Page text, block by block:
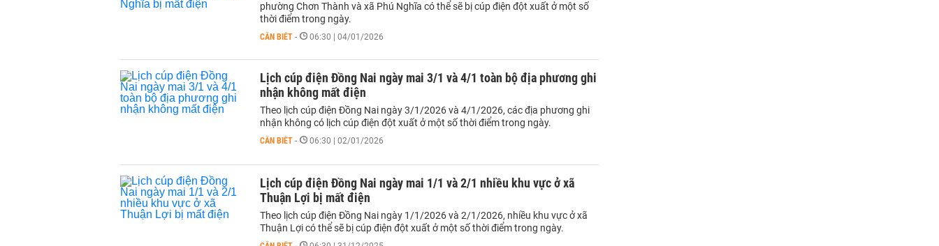
phường Chơn Thành và xã Phú Nghĩa có thể sẽ bị cúp điện đột xuất ở một số
thời điểm trong ngày.
CẦN BIẾT - 06:30 | 04/01/2026
Lịch cúp điện Đồng Nai ngày mai 3/1 và 4/1 toàn bộ địa phương ghi
nhận không mất điện
Theo lịch cúp điện Đồng Nai ngày 3/1/2026 và 4/1/2026, các địa phương ghi
nhận không có lịch cúp điện đột xuất ở một số thời điểm trong ngày.
CẦN BIẾT - 06:30 | 02/01/2026
Lịch cúp điện Đồng Nai ngày mai 1/1 và 2/1 nhiều khu vực ở xã
Thuận Lợi bị mất điện
Theo lịch cúp điện Đồng Nai ngày 1/1/2026 và 2/1/2026, nhiều khu vực ở xã
Thuận Lợi có thể sẽ bị cúp điện đột xuất ở một số thời điểm trong ngày.